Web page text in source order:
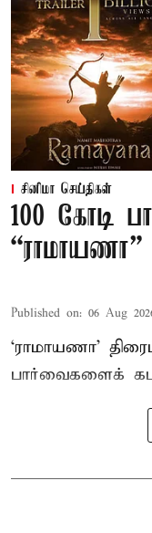
சினிமா செய்திகள்
100 கோடி
“ராமாயணா”
Published on: 06 Aug
‘ராமாயணா’
பார்வைகளைக்